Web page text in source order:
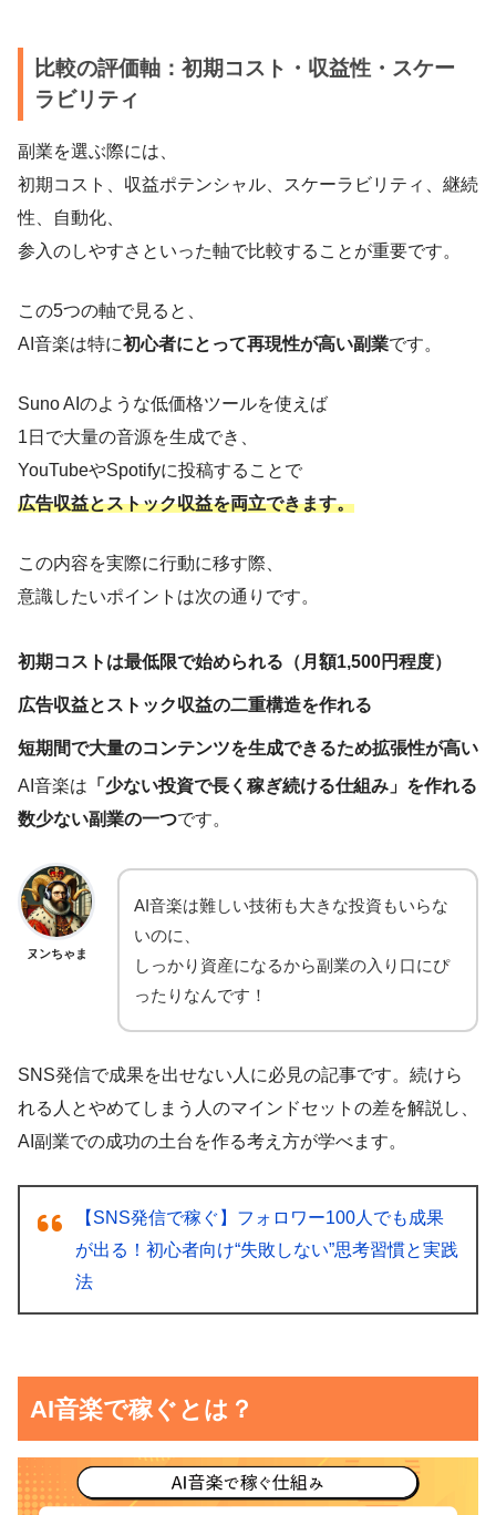
比較の評価軸：初期コスト・収益性・スケー
ラビリティ
副業を選ぶ際には、
初期コスト、収益ポテンシャル、スケーラビリティ、継続
性、自動化、
参入のしやすさといった軸で比較することが重要です。
この5つの軸で見ると、
AI音楽は特に初心者にとって再現性が高い副業です。
Suno AIのような低価格ツールを使えば
1日で大量の音源を生成でき、
YouTubeやSpotifyに投稿することで
広告収益とストック収益を両立できます。
この内容を実際に行動に移す際、
意識したいポイントは次の通りです。
初期コストは最低限で始められる（月額1,500円程度）
広告収益とストック収益の二重構造を作れる
短期間で大量のコンテンツを生成できるため拡張性が高い
AI音楽は 「少ない投資で長く稼ぎ続ける仕組み」を作れる
数少ない副業の一つです。
ヌンちゃま
AI音楽は難しい技術も大きな投資もいらな
いのに、
しっかり資産になるから副業の入り口にぴ
ったりなんです！
SNS発信で成果を出せない人に必見の記事です。続けら
れる人とやめてしまう人のマインドセットの差を解説し、
AI副業での成功の土台を作る考え方が学べます。
【SNS発信で稼ぐ】フォロワー100人でも成果
が出る！初心者向け“失敗しない”思考習慣と実践
法
AI音楽で稼ぐとは？